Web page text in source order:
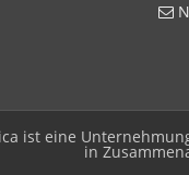
ist eine
in